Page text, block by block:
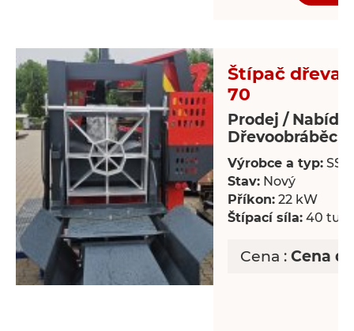
Štípač dřeva -
70
Prodej /
Dřevoobráběcí
Výrobce a typ:
Stav: Nový
Příkon: 22 kW
Štípací síla: 40
Cena : Cena